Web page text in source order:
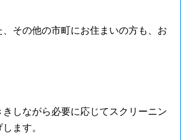
その他の市町にお住まいの方も、お
しながら必要に応じてスクリーニン
ます。